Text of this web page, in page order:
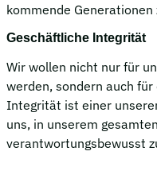
kommende Generationen
Geschäftliche Integrität
Wir wollen nicht nur für
werden, sondern auch
Integrität ist einer
uns, in unserem
verantwortungsbewusst